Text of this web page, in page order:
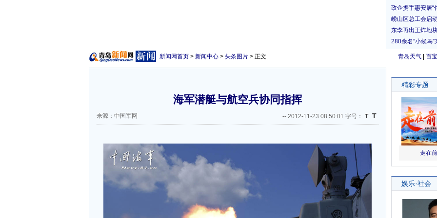
青岛天气 百
新闻网首页 > 新闻中心 > 头条图片 > 正文
海军潜艇与航空兵协同指挥
来源：中国军网 -- 2012-11-23 08:50:01 字号： T T